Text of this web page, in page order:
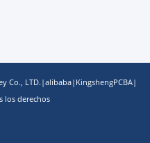
Co., LTD.|alibaba| KingshengPCBA|
los derechos